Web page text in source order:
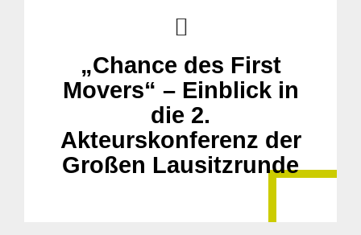
„Chance des First
Movers“ – Einblick in
die 2.
Akteurskonferenz der
Großen Lausitzrunde